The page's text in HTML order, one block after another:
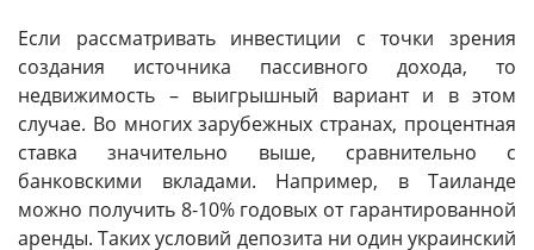
Если рассматривать инвестиции с точки зрения
создания источника пассивного дохода, то
недвижимость – выигрышный вариант и в этом
случае. Во многих зарубежных странах, процентная
ставка значительно выше, сравнительно с
банковскими вкладами. Например, в Таиланде
можно получить 8-10% годовых от гарантированной
аренды. Таких условий депозита ни один украинский